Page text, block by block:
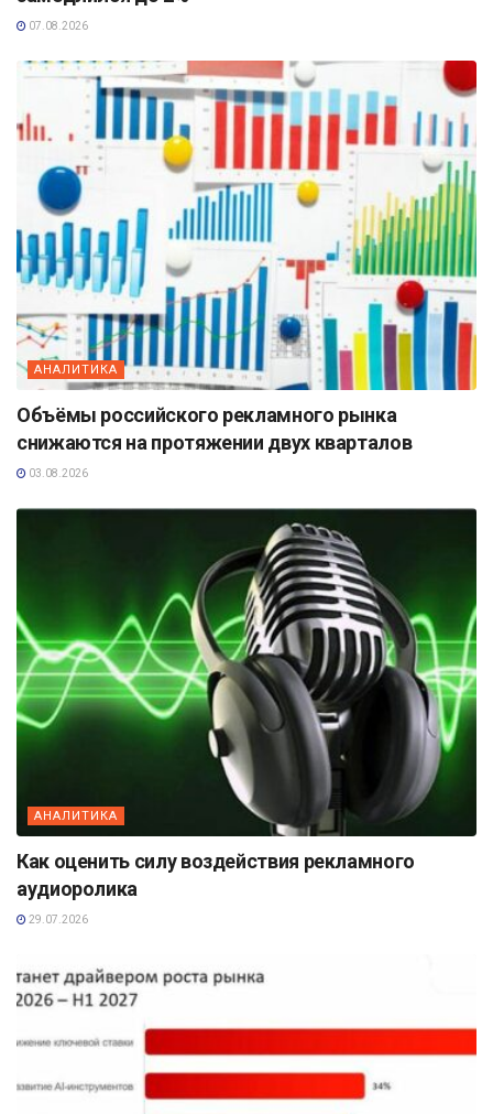
07.08.2026
АНАЛИТИКА
Объёмы российского рекламного рынка
снижаются на протяжении двух кварталов
03.08.2026
АНАЛИТИКА
Как оценить силу воздействия рекламного
аудиоролика
29.07.2026